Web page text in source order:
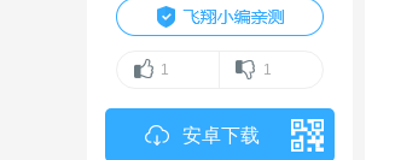
1 1
安卓下载